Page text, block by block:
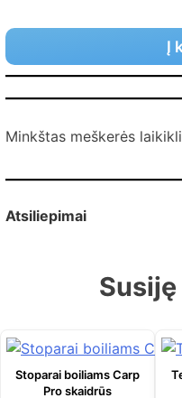
Į
Minkštas meškerės
Atsiliepimai
Stoparai boiliams Carp
Pro skaidrūs